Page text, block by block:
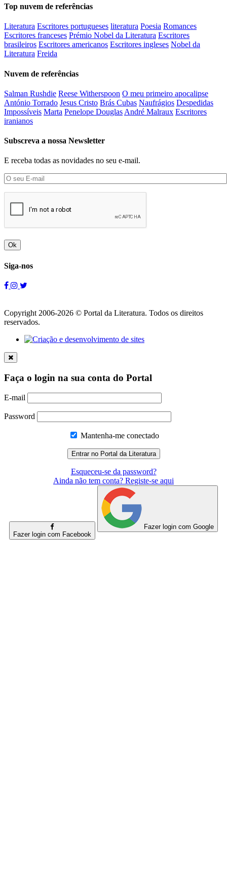
Top nuvem de referências
Literatura Escritores portugueses literatura Poesia Romances
Escritores franceses Prémio Nobel da Literatura Escritores
brasileiros Escritores americanos Escritores ingleses Nobel da
Literatura Freida
Nuvem de referências
Salman Rushdie Reese Witherspoon O meu primeiro apocalipse
António Torrado Jesus Cristo Brás Cubas Naufrágios Despedidas
Impossíveis Marta Penelope Douglas André Malraux Escritores
iranianos
Subscreva a nossa Newsletter
E receba todas as novidades no seu e-mail.
Ok
Siga-nos
Copyright 2006-2026 © Portal da Literatura. Todos os direitos
reservados.
Faça o login na sua conta do Portal
E-mail
Password
Mantenha-me conectado
Esqueceu-se da password?
Ainda não tem conta? Registe-se aqui
Fazer login com Facebook
Fazer login com Google